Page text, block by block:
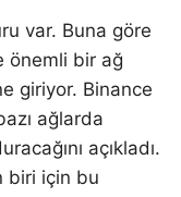
var. Buna göre
önemli bir ağ
giriyor. Binance
ağlarda
açıkladı.
biri için bu